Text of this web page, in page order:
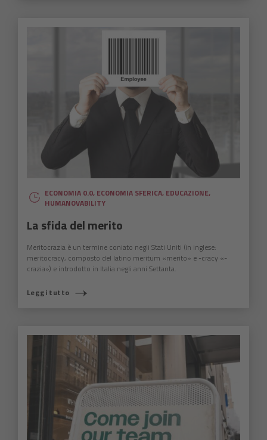
ECONOMIA 0.0, ECONOMIA SFERICA, EDUCAZIONE,
HUMANOVABILITY
La sfida del merito
Meritocrazia è un termine coniato negli Stati Uniti (in inglese:
meritocracy, composto del latino meritum «merito» e -cracy «-
crazia») e introdotto in Italia negli anni Settanta.
Leggi tutto